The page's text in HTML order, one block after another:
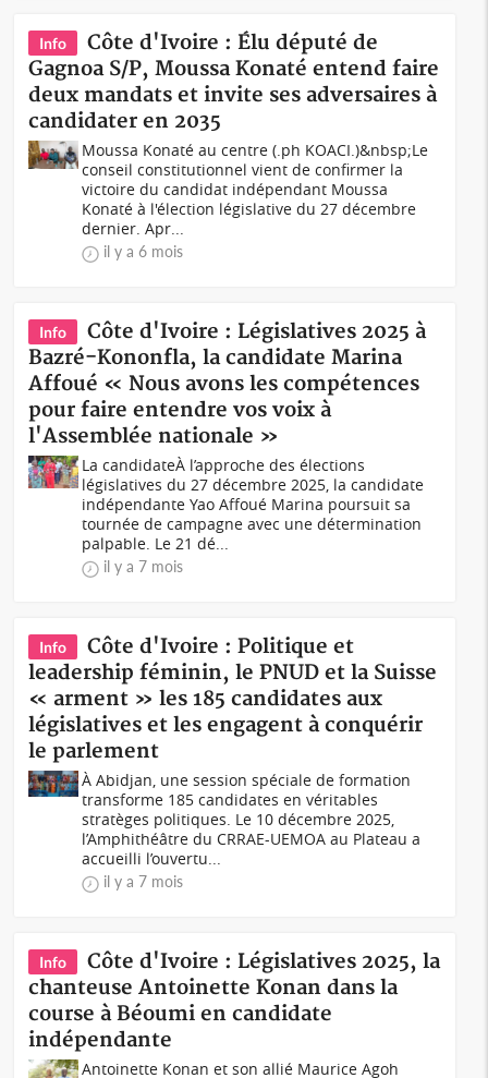
Info
Côte d'Ivoire : Élu député de
Gagnoa S/P, Moussa Konaté entend faire
deux mandats et invite ses adversaires à
candidater en 2035
Moussa Konaté au centre (.ph KOACI.)&nbsp;Le
conseil constitutionnel vient de confirmer la
victoire du candidat indépendant Moussa
Konaté à l'élection législative du 27 décembre
dernier. Apr...
il y a 6 mois
Info
Côte d'Ivoire : Législatives 2025 à
Bazré-Kononfla, la candidate Marina
Affoué « Nous avons les compétences
pour faire entendre vos voix à
l'Assemblée nationale »
La candidateÀ l’approche des élections
législatives du 27 décembre 2025, la candidate
indépendante Yao Affoué Marina poursuit sa
tournée de campagne avec une détermination
palpable. Le 21 dé...
il y a 7 mois
Info
Côte d'Ivoire : Politique et
leadership féminin, le PNUD et la Suisse
« arment » les 185 candidates aux
législatives et les engagent à conquérir
le parlement
À Abidjan, une session spéciale de formation
transforme 185 candidates en véritables
stratèges politiques. Le 10 décembre 2025,
l’Amphithéâtre du CRRAE-UEMOA au Plateau a
accueilli l’ouvertu...
il y a 7 mois
Info
Côte d'Ivoire : Législatives 2025, la
chanteuse Antoinette Konan dans la
course à Béoumi en candidate
indépendante
Antoinette Konan et son allié Maurice Agoh